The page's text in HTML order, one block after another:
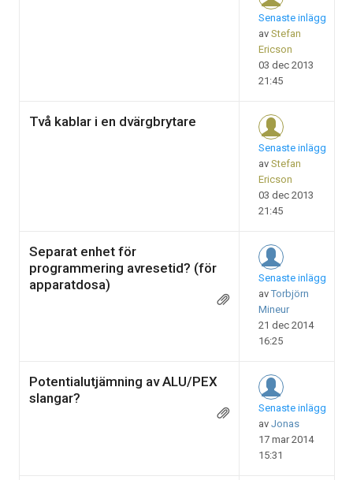
Senaste inlägg
av Stefan
Ericson
03 dec 2013
21:45
Två kablar i en dvärgbrytare
Senaste inlägg
av Stefan
Ericson
03 dec 2013
21:45
Separat enhet för
programmering avresetid? (för
apparatdosa)
Senaste inlägg
av Torbjörn
Mineur
21 dec 2014
16:25
Potentialutjämning av ALU/PEX
slangar?
Senaste inlägg
av Jonas
17 mar 2014
15:31